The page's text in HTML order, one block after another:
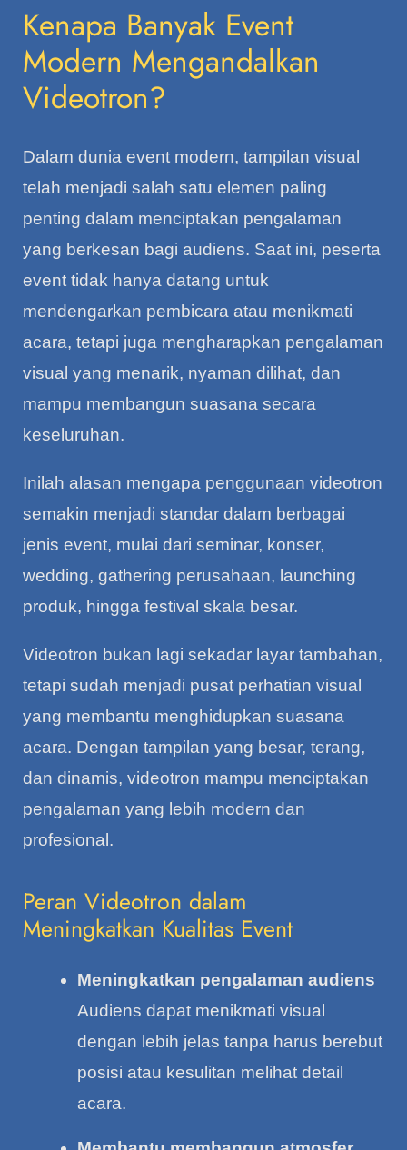
Kenapa Banyak Event
Modern Mengandalkan
Videotron?
Dalam dunia event modern, tampilan visual
telah menjadi salah satu elemen paling
penting dalam menciptakan pengalaman
yang berkesan bagi audiens. Saat ini, peserta
event tidak hanya datang untuk
mendengarkan pembicara atau menikmati
acara, tetapi juga mengharapkan pengalaman
visual yang menarik, nyaman dilihat, dan
mampu membangun suasana secara
keseluruhan.
Inilah alasan mengapa penggunaan videotron
semakin menjadi standar dalam berbagai
jenis event, mulai dari seminar, konser,
wedding, gathering perusahaan, launching
produk, hingga festival skala besar.
Videotron bukan lagi sekadar layar tambahan,
tetapi sudah menjadi pusat perhatian visual
yang membantu menghidupkan suasana
acara. Dengan tampilan yang besar, terang,
dan dinamis, videotron mampu menciptakan
pengalaman yang lebih modern dan
profesional.
Peran Videotron dalam
Meningkatkan Kualitas Event
Meningkatkan pengalaman audiens
Audiens dapat menikmati visual
dengan lebih jelas tanpa harus berebut
posisi atau kesulitan melihat detail
acara.